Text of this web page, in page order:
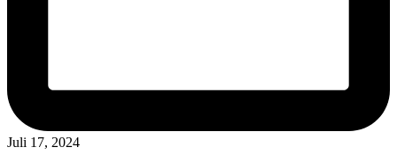
Juli 17, 2024